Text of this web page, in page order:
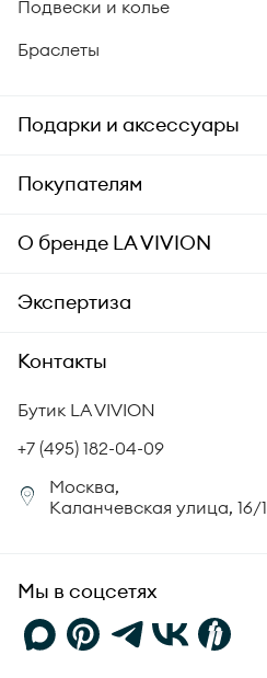
Подвески и колье
Браслеты
Подарки и аксессуары
Подарки
Уход за украшениями
Аксессуары
Покупателям
Заказ и оплата
Гарантия подлинности
Комплект документов
Политика возврата
Сертификация бриллиантов
Юридическая информация
О бренде LA VIVION
О компании
СМИ о нас
Корпоративный портал
Экспертиза
Академия LA VIVION
Статьи
Контакты
Бутик LA VIVION
+7 (495) 182-04-09
Москва,
Каланчевская улица, 16/1
Мы в соцсетях